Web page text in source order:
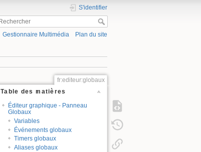
S'identifier
Gestionnaire Multimédia Plan du site
fr:editeur:globaux
Table des matières
Éditeur graphique - Panneau
Globaux
Variables
Événements globaux
Timers globaux
Aliases globaux